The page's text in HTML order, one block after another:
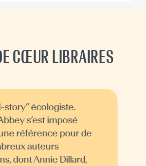
CŒUR LIBRAIRES
story” écologiste.
s’est imposé
référence pour de
auteurs
dont Annie Dillard,